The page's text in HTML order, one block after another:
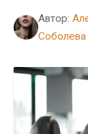
Автор:
Соболева